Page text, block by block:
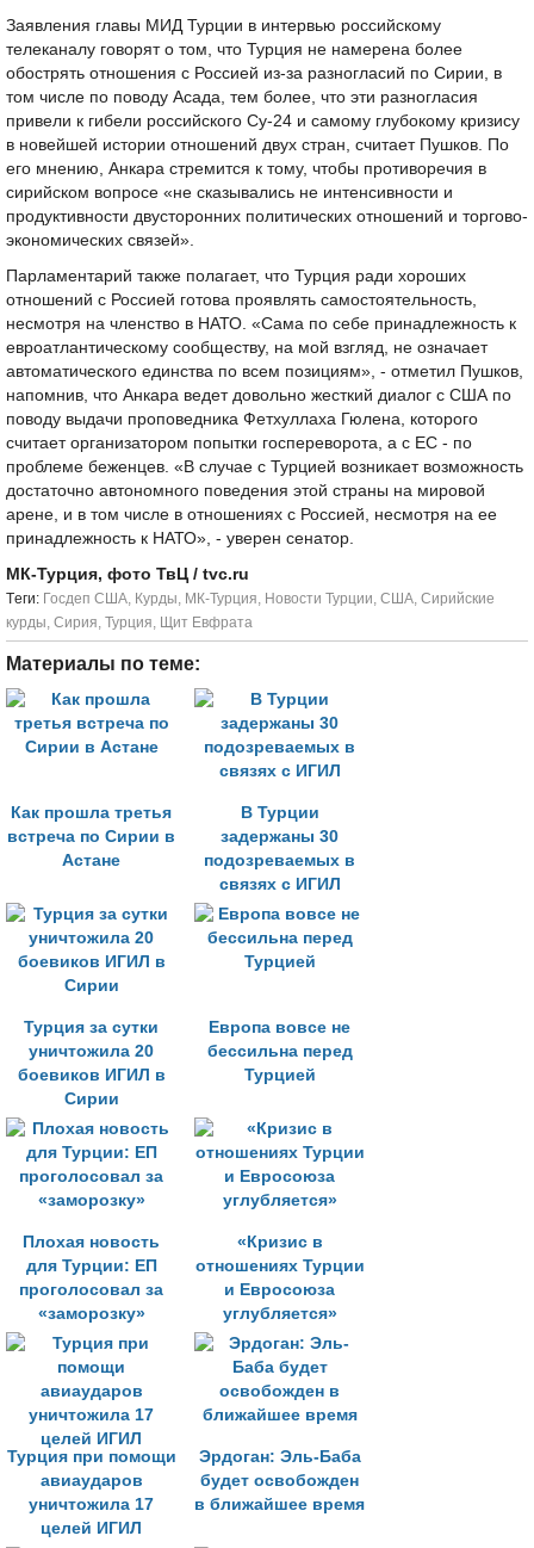
Заявления главы МИД Турции в интервью российскому
телеканалу говорят о том, что Турция не намерена более
обострять отношения с Россией из-за разногласий по Сирии, в
том числе по поводу Асада, тем более, что эти разногласия
привели к гибели российского Су-24 и самому глубокому кризису
в новейшей истории отношений двух стран, считает Пушков. По
его мнению, Анкара стремится к тому, чтобы противоречия в
сирийском вопросе «не сказывались не интенсивности и
продуктивности двусторонних политических отношений и торгово-
экономических связей».
Парламентарий также полагает, что Турция ради хороших
отношений с Россией готова проявлять самостоятельность,
несмотря на членство в НАТО. «Сама по себе принадлежность к
евроатлантическому сообществу, на мой взгляд, не означает
автоматического единства по всем позициям», - отметил Пушков,
напомнив, что Анкара ведет довольно жесткий диалог с США по
поводу выдачи проповедника Фетхуллаха Гюлена, которого
считает организатором попытки госпереворота, а с ЕС - по
проблеме беженцев. «В случае с Турцией возникает возможность
достаточно автономного поведения этой страны на мировой
арене, и в том числе в отношениях с Россией, несмотря на ее
принадлежность к НАТО», - уверен сенатор.
МК-Турция, фото ТвЦ / tvc.ru
Tеги: Госдеп США, Курды, МК-Турция, Новости Турции, США, Сирийские
курды, Сирия, Турция, Щит Евфрата
Материалы по теме:
Как прошла третья
встреча по Сирии в
Астане
В Турции
задержаны 30
подозреваемых в
связях с ИГИЛ
Турция за сутки
уничтожила 20
боевиков ИГИЛ в
Сирии
Европа вовсе не
бессильна перед
Турцией
Плохая новость
для Турции: ЕП
проголосовал за
«заморозку»
«Кризис в
отношениях Турции
и Евросоюза
углубляется»
Турция при помощи
авиаударов
уничтожила 17
целей ИГИЛ
Эрдоган: Эль-Баба
будет освобожден
в ближайшее время